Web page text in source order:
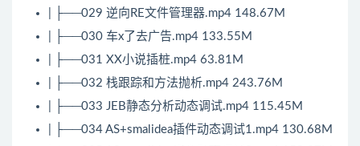
| ├──029 逆向RE文件管理器.mp4 148.67M
| ├──030 车x了去广告.mp4 133.55M
| ├──031 XX小说插桩.mp4 63.81M
| ├──032 栈跟踪和方法抛析.mp4 243.76M
| ├──033 JEB静态分析动态调试.mp4 115.45M
| ├──034 AS+smalidea插件动态调试1.mp4 130.68M